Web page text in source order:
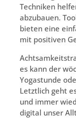
Techniken
abzubauen.
bieten eine
mit positiven
es kann der
Yogastunde
Letztlich geht
und immer
digital unser